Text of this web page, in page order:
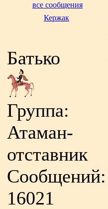
все сообщения
Кержак
Батько
Группа:
Атаман-
отставник
Сообщений:
16021